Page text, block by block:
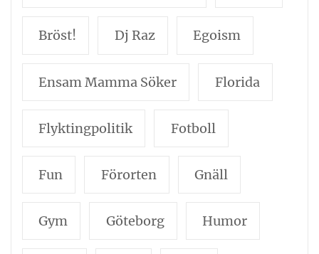
Bröst! Dj Raz Egoism
Ensam Mamma Söker Florida
Flyktingpolitik Fotboll
Fun Förorten Gnäll
Gym Göteborg Humor